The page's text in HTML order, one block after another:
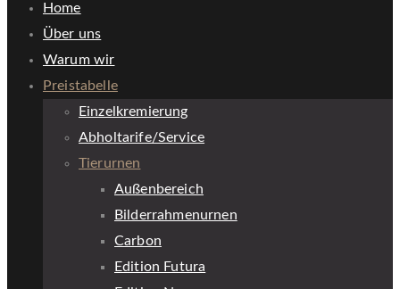
Home
Über uns
Warum wir
Preistabelle
Einzelkremierung
Abholtarife/Service
Tierurnen
Außenbereich
Bilderrahmenurnen
Carbon
Edition Futura